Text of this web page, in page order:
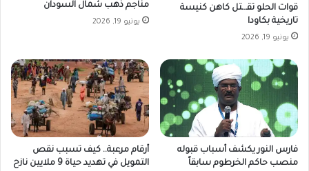
قوات الحلو تقـ.ـتل كاهن كنيسة
تاريخية بكاودا
يونيو 19, 2026
مناجم ذهب شمال السودان
يونيو 19, 2026
فارس النور يكشف أسباب قبوله
منصب حاكم الخرطوم سابقاً
أرقام مرعبة.. كيف تسبب نقص
التمويل في تهديد حياة 9 ملايين نازح